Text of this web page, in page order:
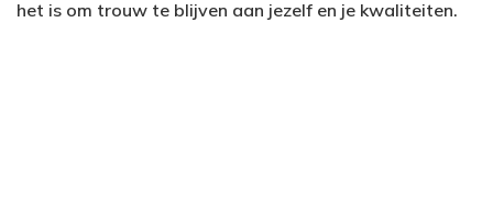
het is om trouw te blijven aan jezelf en je kwaliteiten.